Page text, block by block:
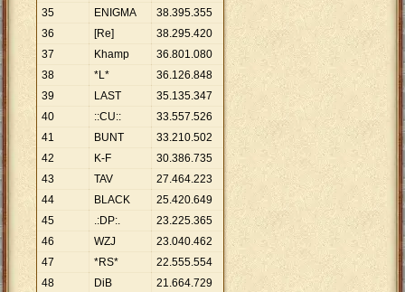
35
ENIGMA 38.395.355
36
[Re] 38.295.420
37
Khamp 36.801.080
38
*L* 36.126.848
39
LAST 35.135.347
40
::CU:: 33.557.526
41
BUNT 33.210.502
42
K-F 30.386.735
43
TAV 27.464.223
44
BLACK 25.420.649
45
.:DP:. 23.225.365
46
WZJ 23.040.462
47
*RS* 22.555.554
48
DiB 21.664.729